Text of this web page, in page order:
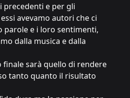
precedenti e per gli
avevamo autori che ci
parole e i loro sentimenti,
dalla musica e dalla
sarà quello di rendere
tanto quanto il risultato